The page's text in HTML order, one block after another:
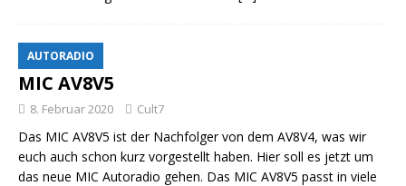
AUTORADIO
MIC AV8V5
8. Februar 2020 Cult7
Das MIC AV8V5 ist der Nachfolger von dem AV8V4, was wir
euch auch schon kurz vorgestellt haben. Hier soll es jetzt um
das neue MIC Autoradio gehen. Das MIC AV8V5 passt in viele